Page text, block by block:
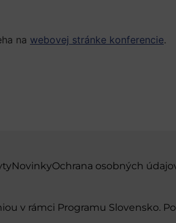
na webovej stránke konferencie.
NovinkyOchrana osobných
v rámci Programu Slovensko.